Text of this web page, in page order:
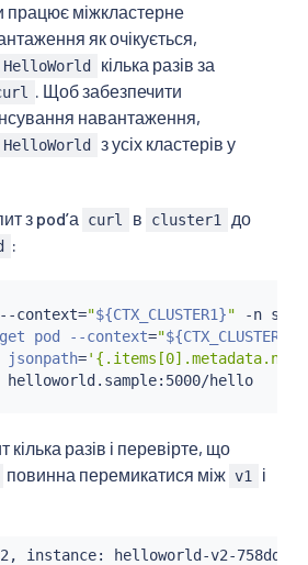
працює міжкластерне
як очікується,
HelloWorld
кілька разів за
. Щоб забезпечити
навантаження,
HelloWorld
з усіх кластерів у
з podʼа curl в cluster1
до
:
context="${CTX_CLUSTER1}" -n
pod --context="${CTX_CLUSTER1}
=
-sS helloworld.sample:5000/hello
кілька разів і перевірте, що
повинна перемикатися між v1 і
instance: helloworld-v2-